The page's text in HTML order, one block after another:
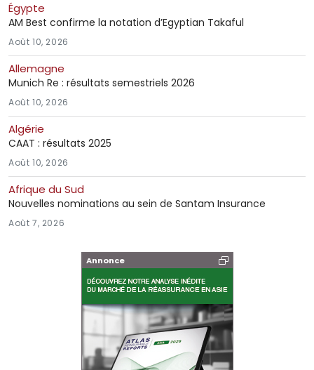
Égypte
AM Best confirme la notation d’Egyptian Takaful
Août 10, 2026
Allemagne
Munich Re : résultats semestriels 2026
Août 10, 2026
Algérie
CAAT : résultats 2025
Août 10, 2026
Afrique du Sud
Nouvelles nominations au sein de Santam Insurance
Août 7, 2026
Annonce